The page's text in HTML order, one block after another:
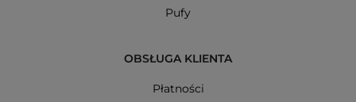
Pufy
OBSŁUGA KLIENTA
Płatności